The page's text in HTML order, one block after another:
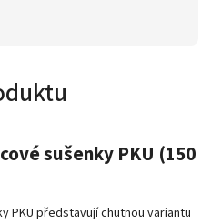
sušenky PKU (150
PKU představují chutnou variantu